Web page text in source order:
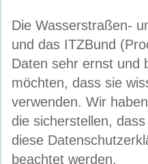
Die Wasserstraßen-
und das ITZBund
Daten sehr ernst und
möchten, dass sie
verwenden. Wir
die sicherstellen,
diese
beachtet werden.